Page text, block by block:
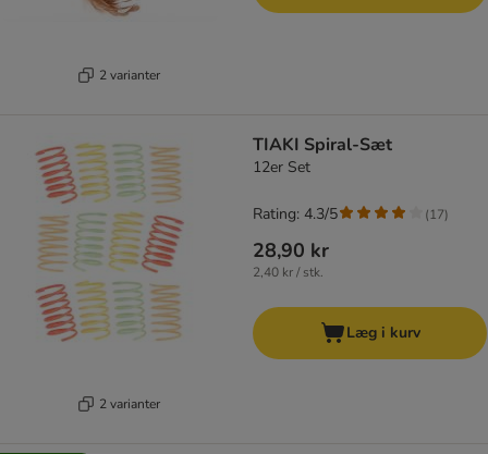
2 varianter
2 varianter
TIAKI Spiral-Sæt
12er Set
28,90 kr
2,40 kr / stk.
Rating: 4.3/5 (17)
Læg i kurv